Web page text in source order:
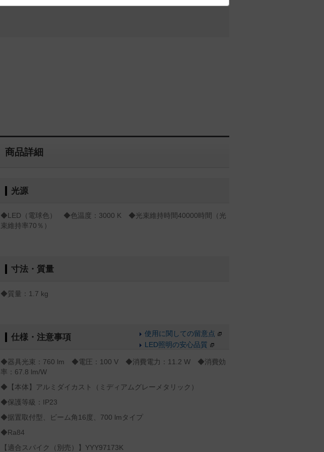
商品詳細
光源
◆LED（電球色） ◆色温度：3000 K ◆光束維持時間40000時間（光
束維持率70％）
寸法・質量
◆質量：1.7 kg
仕様・注意事項
使用に関しての留意点
LED照明の安心品質
◆器具光束：760 lm ◆電圧：100 V ◆消費電力：11.2 W ◆消費効
率：67.8 lm/W
◆【本体】アルミダイカスト（ミディアムグレーメタリック）
◆保護等級：IP23
◆据置取付型、ビーム角16度、700 lmタイプ
◆Ra84
【適合スパイク（別売）】YYY97173K